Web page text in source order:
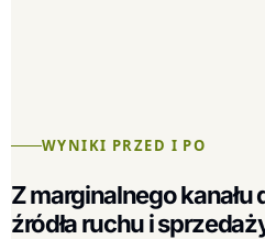
WYNIKI PRZED I PO
Z marginalnego kanału
źródła ruchu i